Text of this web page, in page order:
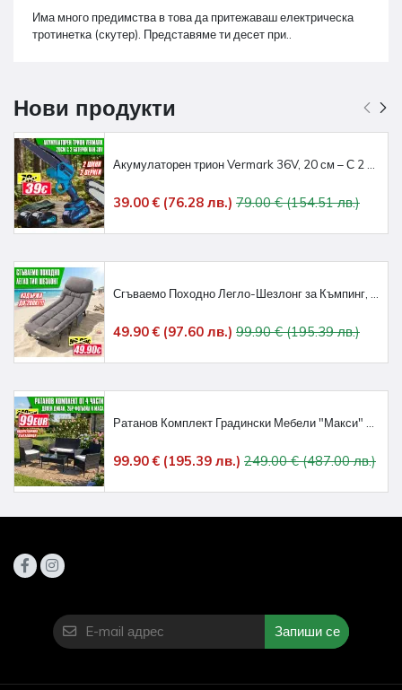
Има много предимства в това да притежаваш електрическа
тротинетка (скутер). Представяме ти десет при..
Нови продукти
Акумулаторен трион Vermark 36V, 20 см – С 2 батерии, 2 вериги и 2 шини
39.00 € (76.28 лв.) 79.00 € (154.51 лв.)
Сгъваемо Походно Легло-Шезлонг за Къмпинг, Плаж и Градина (200x70x32 см)
49.90 € (97.60 лв.) 99.90 € (195.39 лв.)
Ратанов Комплект Градински Мебели "Макси" – 4 Части с Водоустойчиви Възглавници
99.90 € (195.39 лв.) 249.00 € (487.00 лв.)
Запиши се